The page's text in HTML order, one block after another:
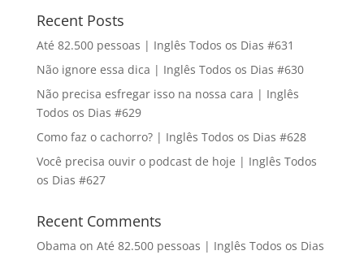
Recent Posts
Até 82.500 pessoas | Inglês Todos os Dias #631
Não ignore essa dica | Inglês Todos os Dias #630
Não precisa esfregar isso na nossa cara | Inglês
Todos os Dias #629
Como faz o cachorro? | Inglês Todos os Dias #628
Você precisa ouvir o podcast de hoje | Inglês Todos
os Dias #627
Recent Comments
Obama on Até 82.500 pessoas | Inglês Todos os Dias